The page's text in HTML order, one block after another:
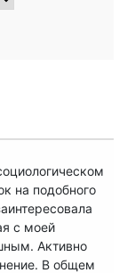
на подобного
с моей
Активно
В общем